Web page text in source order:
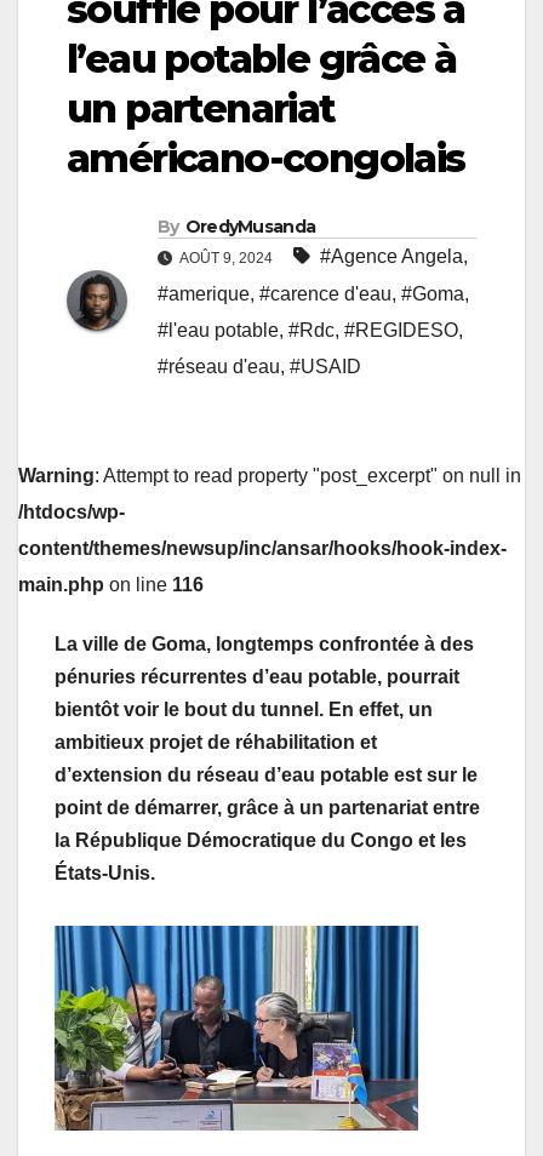
l’eau potable grâce à
un partenariat
américano-congolais
By OredyMusanda
AOÛT 9, 2024 #Agence Angela,
#amerique, #carence d'eau, #Goma,
#l'eau potable, #Rdc, #REGIDESO,
#réseau d'eau, #USAID
Warning: Attempt to read property "post_excerpt" on null in
/htdocs/wp-
content/themes/newsup/inc/ansar/hooks/hook-index-
main.php on line 116
La ville de Goma, longtemps confrontée à des
pénuries récurrentes d’eau potable, pourrait
bientôt voir le bout du tunnel. En effet, un
ambitieux projet de réhabilitation et
d’extension du réseau d’eau potable est sur le
point de démarrer, grâce à un partenariat entre
la République Démocratique du Congo et les
États-Unis.